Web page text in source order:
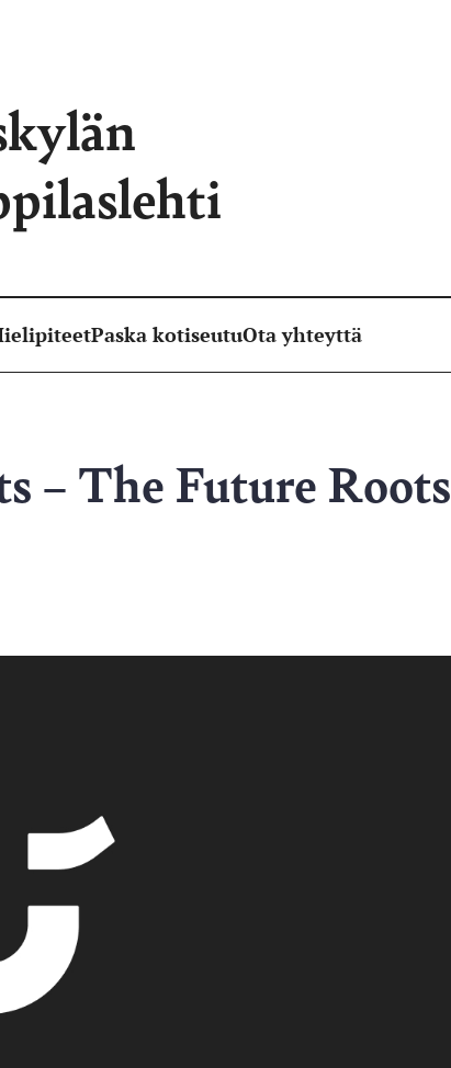
Paska kotiseutuOta yhteyttä
– The Future Roots